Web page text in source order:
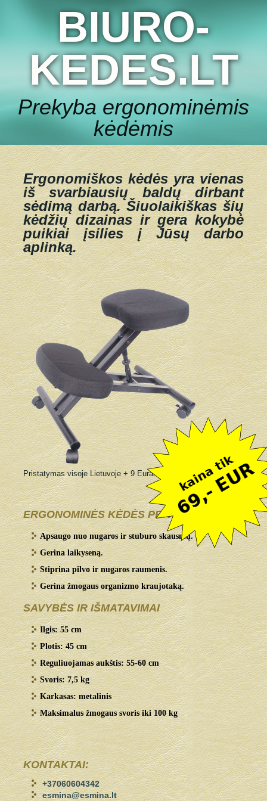
BIURO-
KEDES.LT
Prekyba ergonominėmis
kėdėmis
Ergonomiškos kėdės yra vienas
iš svarbiausių baldų dirbant
sėdimą darbą.Šiuolaikiškas šių
kėdžių dizainas ir gera kokybė
puikiai įsilies į Jūsų darbo
aplinką.
Pristatymas visoje Lietuvoje + 9 Eurai
ERGONOMINĖS KĖDĖS PRIVALUMAI:
Apsaugo nuo nugaros ir stuburo skausmų.
Gerina laikyseną.
Stiprina pilvo ir nugaros raumenis.
Gerina žmogaus organizmo kraujotaką.
SAVYBĖS IR IŠMATAVIMAI
Ilgis: 55 cm
Plotis: 45 cm
Reguliuojamas aukštis: 55-60 cm
Svoris: 7,5 kg
Karkasas: metalinis
Maksimalus žmogaus svoris iki 100 kg
KONTAKTAI:
+37060604342
esmina@esmina.lt